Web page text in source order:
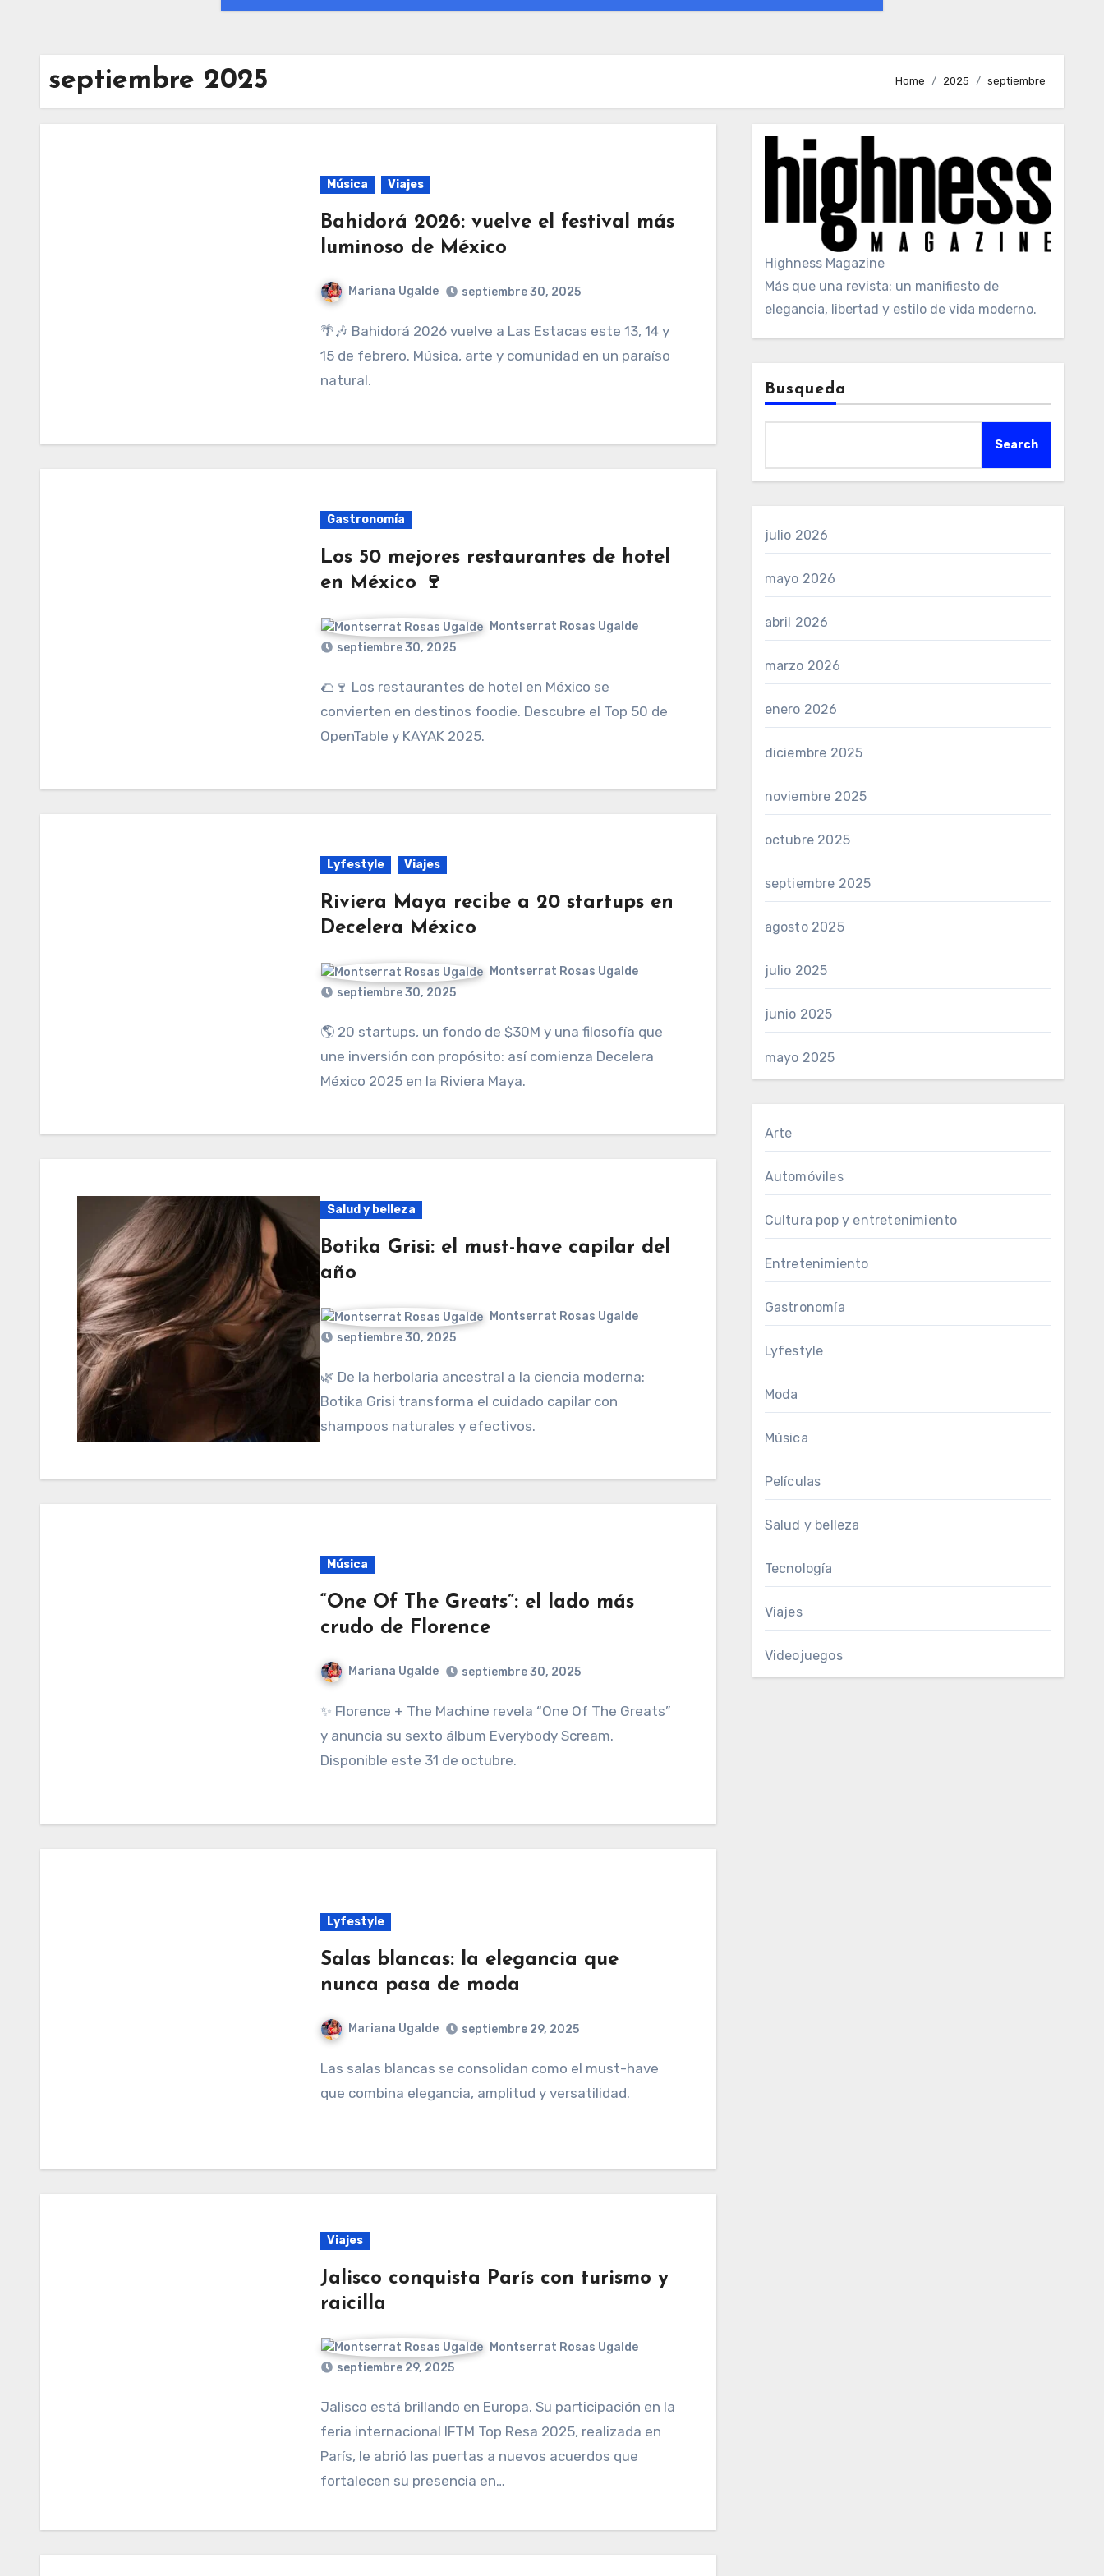
septiembre 2025 Home 2025 septiembre
Música Viajes
Bahidorá 2026: vuelve el festival más
luminoso de México
Mariana Ugalde septiembre 30, 2025
🌴🎶 Bahidorá 2026 vuelve a Las Estacas este 13, 14 y
15 de febrero. Música, arte y comunidad en un paraíso
natural.
Gastronomía
Los 50 mejores restaurantes de hotel
en México 🍷
Montserrat Rosas Ugalde
septiembre 30, 2025
🌮🍷 Los restaurantes de hotel en México se
convierten en destinos foodie. Descubre el Top 50 de
OpenTable y KAYAK 2025.
Lyfestyle Viajes
Riviera Maya recibe a 20 startups en
Decelera México
Montserrat Rosas Ugalde
septiembre 30, 2025
🌎 20 startups, un fondo de $30M y una filosofía que
une inversión con propósito: así comienza Decelera
México 2025 en la Riviera Maya.
Salud y belleza
Botika Grisi: el must-have capilar del
año
Montserrat Rosas Ugalde
septiembre 30, 2025
🌿 De la herbolaria ancestral a la ciencia moderna:
Botika Grisi transforma el cuidado capilar con
shampoos naturales y efectivos.
Música
“One Of The Greats”: el lado más
crudo de Florence
Mariana Ugalde septiembre 30, 2025
✨ Florence + The Machine revela “One Of The Greats”
y anuncia su sexto álbum Everybody Scream.
Disponible este 31 de octubre.
Lyfestyle
Salas blancas: la elegancia que
nunca pasa de moda
Mariana Ugalde septiembre 29, 2025
Las salas blancas se consolidan como el must-have
que combina elegancia, amplitud y versatilidad.
Viajes
Jalisco conquista París con turismo y
raicilla
Montserrat Rosas Ugalde
septiembre 29, 2025
Jalisco está brillando en Europa. Su participación en la
feria internacional IFTM Top Resa 2025, realizada en
París, le abrió las puertas a nuevos acuerdos que
fortalecen su presencia en…
Highness Magazine
Más que una revista: un manifiesto de
elegancia, libertad y estilo de vida moderno.
Busqueda
Search
julio 2026
mayo 2026
abril 2026
marzo 2026
enero 2026
diciembre 2025
noviembre 2025
octubre 2025
septiembre 2025
agosto 2025
julio 2025
junio 2025
mayo 2025
Arte
Automóviles
Cultura pop y entretenimiento
Entretenimiento
Gastronomía
Lyfestyle
Moda
Música
Películas
Salud y belleza
Tecnología
Viajes
Videojuegos